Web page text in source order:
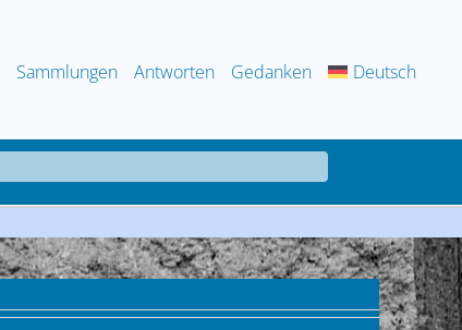
Sammlungen Antworten Gedanken Deutsch